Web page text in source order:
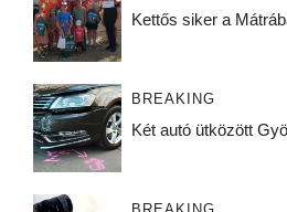
Kettős siker a
BREAKING
Két autó ütközött